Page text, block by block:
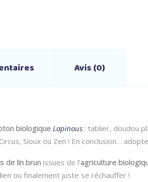
Avis (0)
biologique Lapinous : tablier, doudou
Sioux ou Zen ! En conclusion…
de lin brun issues de l’agriculture
ou finalement juste se réchauffer !